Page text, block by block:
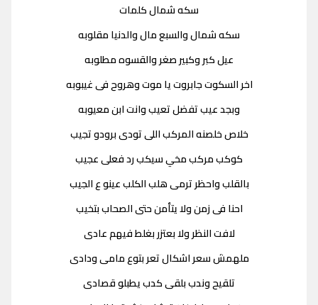
سكه شمال كلمات
سكه شمال والسبع مال والدنيا مقلوبه
عيل كبر وكبير صغر والقسوه مطلوبه
اخر السكوت جابروت يا موت وهروح فى غيبوبه
وبجد عيب تفضل تعيب وانت ابن معيوبه
خلاص خلصنه المركب اللى تودى برودو تجيب
كوكب مركب مخي سيكب رد فعلى عجيب
بالقلب واحظر ترمى هلب الكلب عينو ع الجيب
احنا فى زمن ولا يتأمن حتى الصحاب بتخيب
لافت النظر ولا بعتزر بغلط فيهم عادى
ملهمش سعر اشكال تعر بتوع مامى ودادى
تلقيح وندب بلقى كدب يطبلو قصادى